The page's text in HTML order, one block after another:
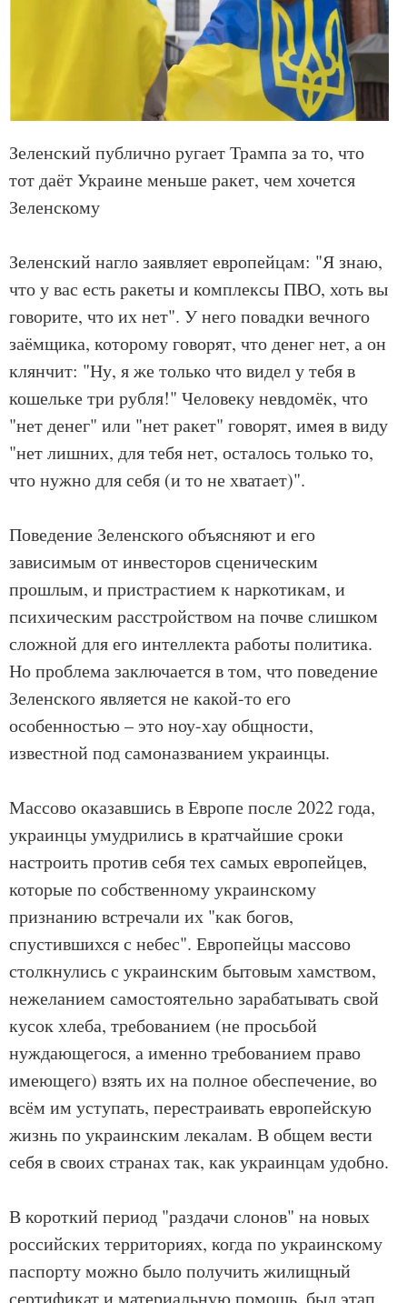
Зеленский публично ругает Трампа за то, что
тот даёт Украине меньше ракет, чем хочется
Зеленскому
Зеленский нагло заявляет европейцам: "Я знаю,
что у вас есть ракеты и комплексы ПВО, хоть вы
говорите, что их нет". У него повадки вечного
заёмщика, которому говорят, что денег нет, а он
клянчит: "Ну, я же только что видел у тебя в
кошельке три рубля!" Человеку невдомёк, что
"нет денег" или "нет ракет" говорят, имея в виду
"нет лишних, для тебя нет, осталось только то,
что нужно для себя (и то не хватает)".
Поведение Зеленского объясняют и его
зависимым от инвесторов сценическим
прошлым, и пристрастием к наркотикам, и
психическим расстройством на почве слишком
сложной для его интеллекта работы политика.
Но проблема заключается в том, что поведение
Зеленского является не какой-то его
особенностью – это ноу-хау общности,
известной под самоназванием украинцы.
Массово оказавшись в Европе после 2022 года,
украинцы умудрились в кратчайшие сроки
настроить против себя тех самых европейцев,
которые по собственному украинскому
признанию встречали их "как богов,
спустившихся с небес". Европейцы массово
столкнулись с украинским бытовым хамством,
нежеланием самостоятельно зарабатывать свой
кусок хлеба, требованием (не просьбой
нуждающегося, а именно требованием право
имеющего) взять их на полное обеспечение, во
всём им уступать, перестраивать европейскую
жизнь по украинским лекалам. В общем вести
себя в своих странах так, как украинцам удобно.
В короткий период "раздачи слонов" на новых
российских территориях, когда по украинскому
паспорту можно было получить жилищный